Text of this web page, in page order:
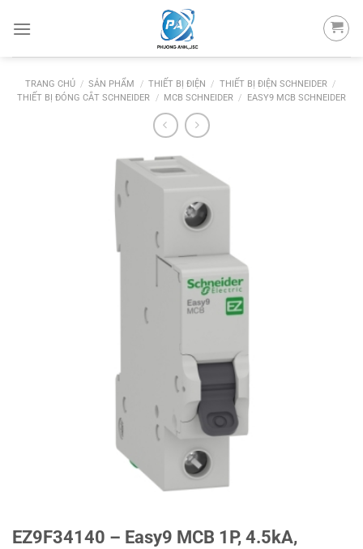
TRANG CHỦ / SẢN PHẨM / THIẾT BỊ ĐIỆN / THIẾT BỊ ĐIỆN SCHNEIDER /
THIẾT BỊ ĐÓNG CẮT SCHNEIDER / MCB SCHNEIDER / EASY9 MCB SCHNEIDER
EZ9F34140 – Easy9 MCB 1P, 4.5kA,